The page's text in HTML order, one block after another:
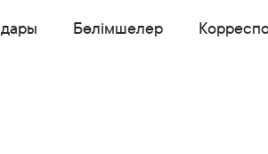
Бөлімшелер